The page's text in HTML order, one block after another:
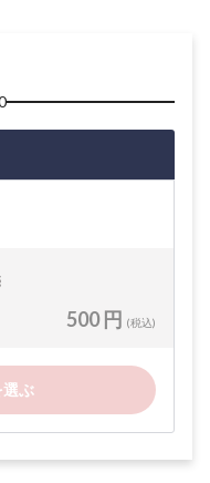
500 円 (税込)
ぶ